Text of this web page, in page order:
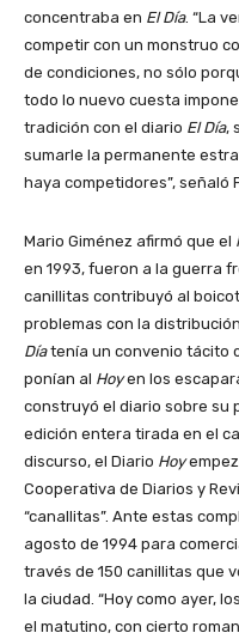
concentraba en El Día. “La
competir con un monstruo
de condiciones, no sólo
todo lo nuevo cuesta
tradición con el diario El Día,
sumarle la permanente
haya competidores”, señaló
Mario Giménez afirmó que el
en 1993, fueron a la guerra
canillitas contribuyó al
problemas con la
Díatenía un convenio tácito
ponían al Hoyen los
construyó el diario sobre su
edición entera tirada en el
discurso, el Diario Hoy
Cooperativa de Diarios y
“canallitas”. Ante estas
agosto de 1994 para
través de 150 canillitas que
la ciudad. “Hoy como ayer,
el matutino, con cierto